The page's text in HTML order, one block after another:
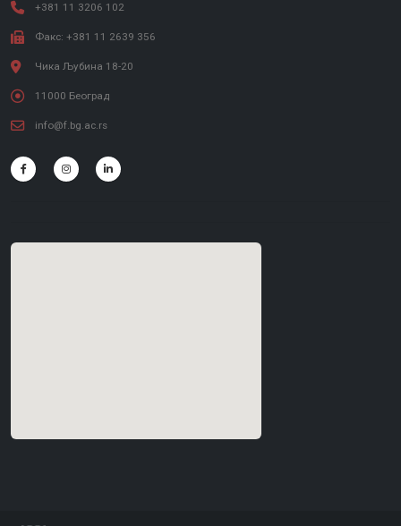
+381 11 3206 102
Факс: +381 11 2639 356
Чика Љубина 18-20
11000 Београд
info@f.bg.ac.rs